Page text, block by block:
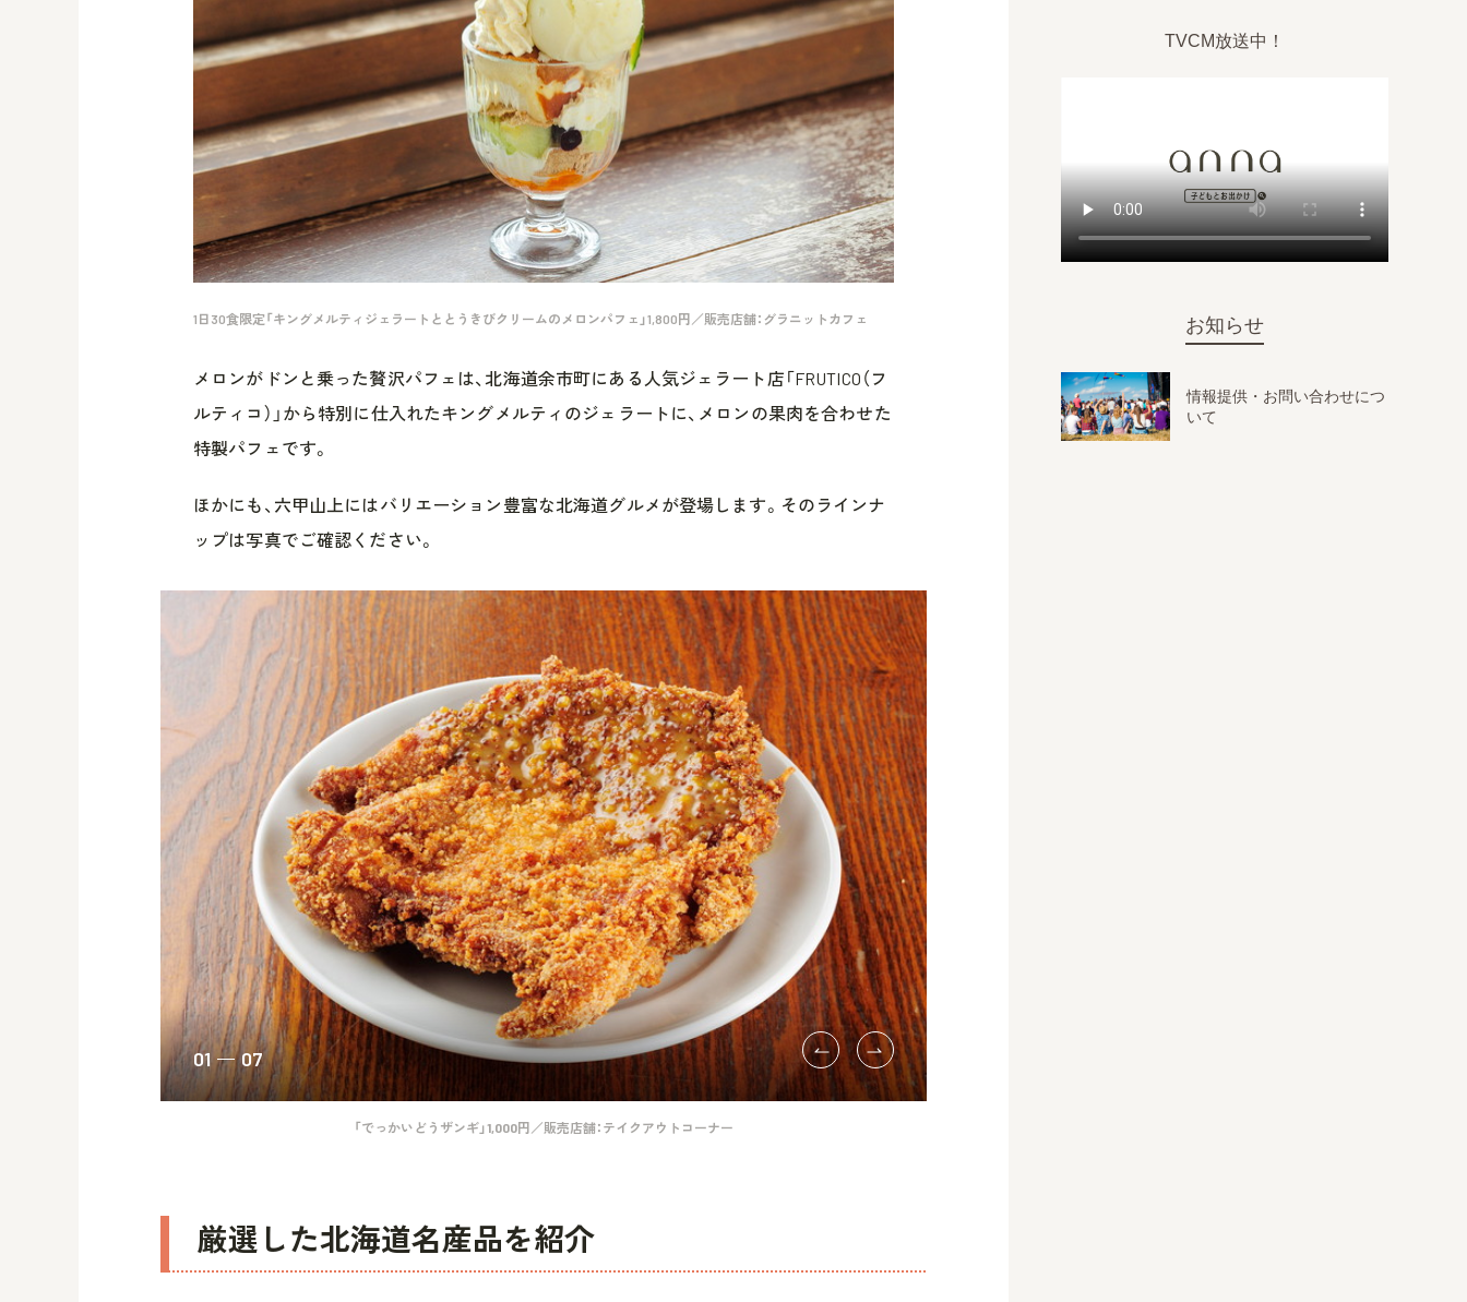
1日30食限定「キングメルティジェラートととうきびクリームのメロンパフェ」1,800円／販売店舗：グラニットカフェ
メロンがドンと乗った贅沢パフェは、北海道余市町にある人気ジェラート店「FRUTICO（フ
ルティコ）」から特別に仕入れたキングメルティのジェラートに、メロンの果肉を合わせた
特製パフェです。
ほかにも、六甲山上にはバリエーション豊富な北海道グルメが登場します。そのラインナ
ップは写真でご確認ください。
「でっかいどうザンギ」1,000円／販売店舗：テイクアウトコーナー
01 07
厳選した北海道名産品を紹介
TVCM放送中！
お知らせ
情報提供・お問い合わせにつ
いて